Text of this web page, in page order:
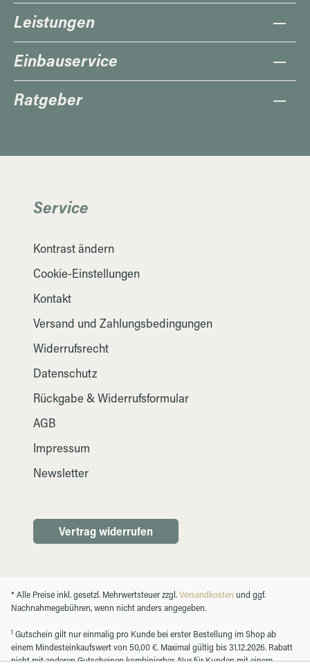
Leistungen
Einbauservice
Ratgeber
Service
Kontrast ändern
Cookie-Einstellungen
Kontakt
Versand und Zahlungsbedingungen
Widerrufsrecht
Datenschutz
Rückgabe & Widerrufsformular
AGB
Impressum
Newsletter
Vertrag widerrufen
* Alle Preise inkl. gesetzl. Mehrwertsteuer zzgl.Versandkosten und ggf.
Nachnahmegebühren, wenn nicht anders angegeben.
1 Gutschein gilt nur einmalig pro Kunde bei erster Bestellung im Shop ab
einem Mindesteinkaufswert von 50,00 €. Maximal gültig bis 31.12.2026. Rabatt
nicht mit anderen Gutscheinen kombinierbar. Nur für Kunden mit einem